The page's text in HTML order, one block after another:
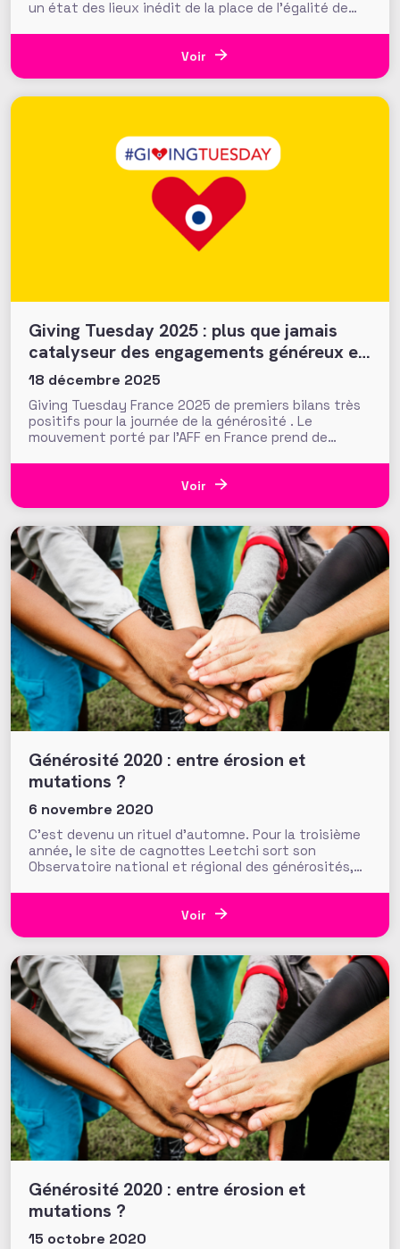
un état des lieux inédit de la place de l’égalité de
24 mars dernier lors d’une journée d’échanges à la
Fondation de France, les résultats invitent à
Voir
Giving Tuesday 2025 : plus que jamais
catalyseur des engagements généreux et
collectifs ?
18 décembre 2025
Giving Tuesday France 2025 de premiers bilans très
positifs pour la journée de la générosité . Le
mouvement porté par l'AFF en France prend de
Voir
Générosité 2020 : entre érosion et
mutations ?
6 novembre 2020
C’est devenu un rituel d’automne. Pour la troisième
année, le site de cagnottes Leetchi sort son
Observatoire national et régional des générosités,
Le Parisien. Un baromètre sondant 3000 français
(début septembre) qui souligne cette année une
Voir
Générosité 2020 : entre érosion et
mutations ?
15 octobre 2020